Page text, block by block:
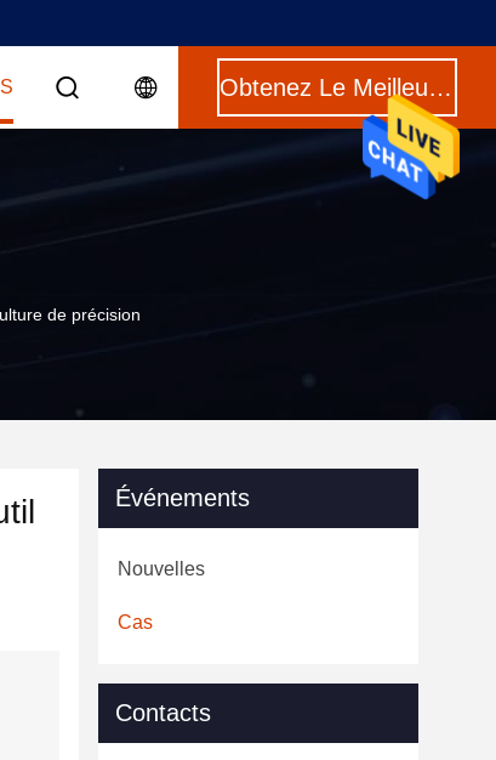
Obtenez Le Meilleur Prix
de précision
Événements
Nouvelles
Cas
Contacts